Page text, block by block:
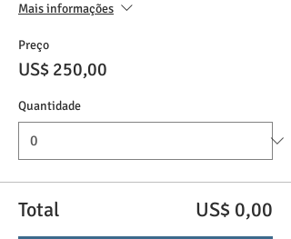
Mais informações
Preço
US$ 250,00
Quantidade
Total US$ 0,00